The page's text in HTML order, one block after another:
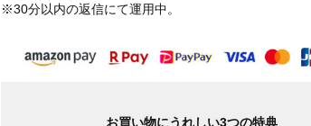
※30分以内の返信にて運用中。
お買い物にうれしい3つの特典